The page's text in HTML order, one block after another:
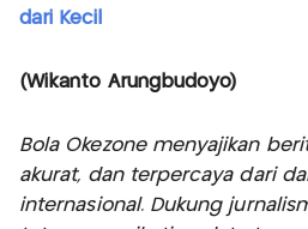
dari Kecil
(Wikanto Arungbudoyo)
Bola Okezone menyajikan
akurat, dan terpercaya dari
internasional. Dukung